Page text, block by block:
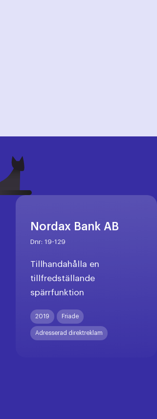
Nordax Bank AB
Dnr: 19-129
Tillhandahålla en
tillfredställande
spärrfunktion
2019 Friade
Adresserad direktreklam